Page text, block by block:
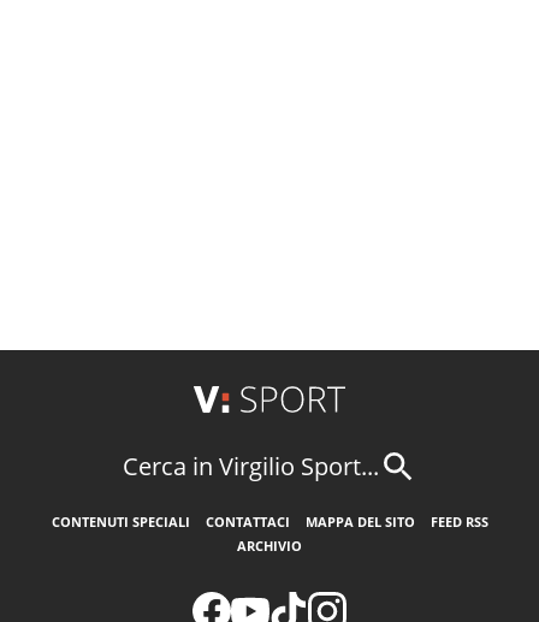
Cerca in Virgilio Sport...
CONTENUTI SPECIALI CONTATTACI MAPPA DEL SITO
FEED RSS
ARCHIVIO